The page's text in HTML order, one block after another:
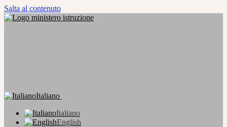
Salta al contenuto
Italiano
Italiano
English